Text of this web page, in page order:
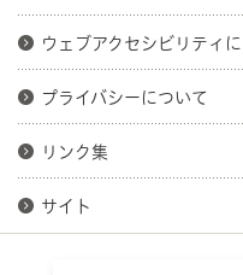
ウェブアクセシビリティ
プライバシーについて
リンク集
サイト